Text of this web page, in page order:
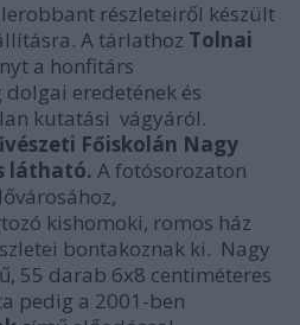
részleteiről készült
A tárlathoz Tolnai
a honfitárs
eredetének és
kutatási vágyáról.
Főiskolán Nagy
látható. A fotósorozaton
kishomoki, romos ház
bontakoznak ki. Nagy
55 darab 6x8 centiméteres
pedig a 2001-ben